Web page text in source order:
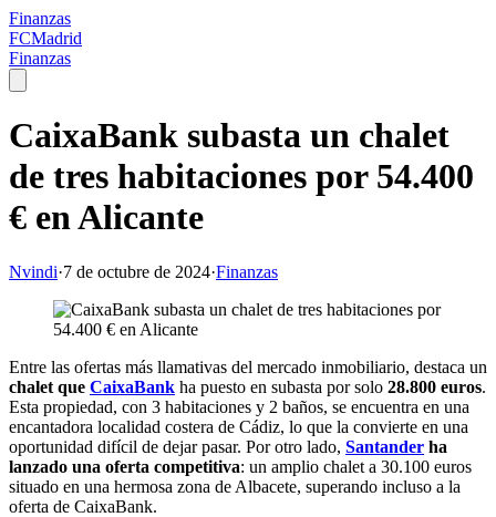
Finanzas
FCMadrid
Finanzas
CaixaBank subasta un chalet
de tres habitaciones por 54.400
€ en Alicante
Nvindi·7 de octubre de 2024·Finanzas
Entre las ofertas más llamativas del mercado inmobiliario, destaca un
chalet que CaixaBank ha puesto en subasta por solo 28.800 euros.
Esta propiedad, con 3 habitaciones y 2 baños, se encuentra en una
encantadora localidad costera de Cádiz, lo que la convierte en una
oportunidad difícil de dejar pasar. Por otro lado, Santander ha
lanzado una oferta competitiva: un amplio chalet a 30.100 euros
situado en una hermosa zona de Albacete, superando incluso a la
oferta de CaixaBank.